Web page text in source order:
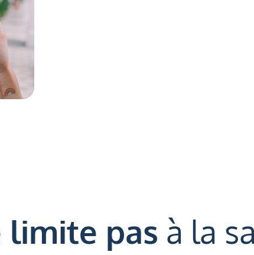
limite pas à la